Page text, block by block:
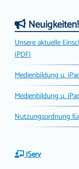
Neuigkeiten!
Unsere aktuelle
(PDF)
Medienbildung u.
Medienbildung u.
Nutzungsordnung
IServ